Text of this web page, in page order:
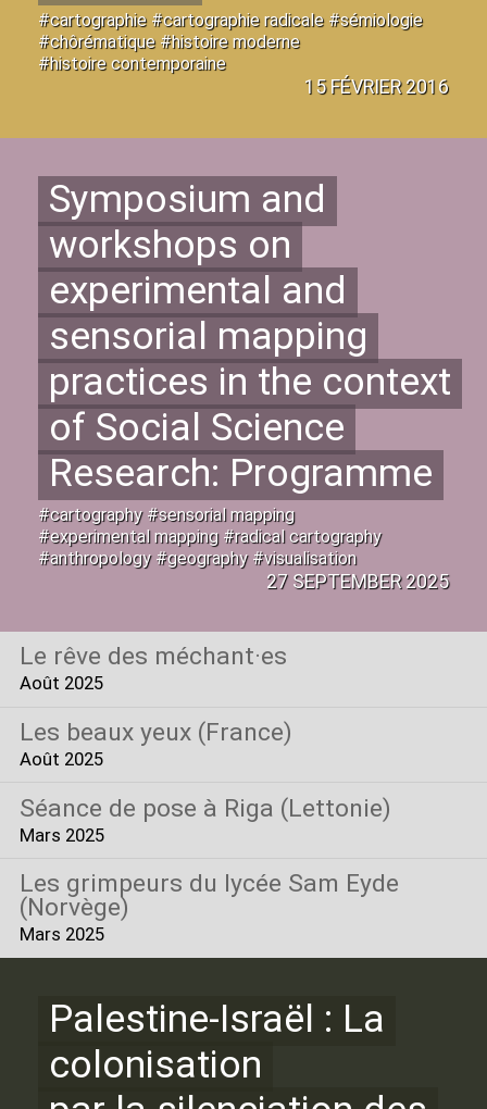
#cartographie #cartographie radicale #sémiologie
#chôrématique #histoire moderne
#histoire contemporaine
15 FÉVRIER 2016
Symposium and
workshops on
experimental and
sensorial mapping
practices in the context
of Social Science
Research: Programme
#cartography #sensorial mapping
#experimental mapping #radical cartography
#anthropology #geography #visualisation
27 SEPTEMBER 2025
Le rêve des méchant·es
Août 2025
Les beaux yeux (France)
Août 2025
Séance de pose à Riga (Lettonie)
Mars 2025
Les grimpeurs du lycée Sam Eyde
(Norvège)
Mars 2025
Palestine-Israël : La
colonisation